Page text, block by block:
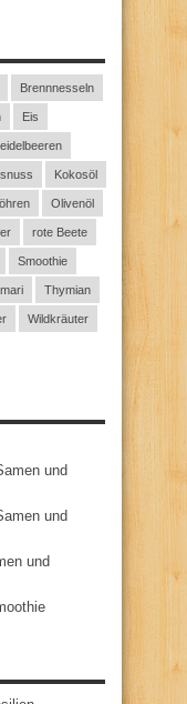
Brennnesseln
Eis
Kokosöl
Olivenöl
rote Beete
Smoothie
Thymian
Wildkräuter
und
und
und